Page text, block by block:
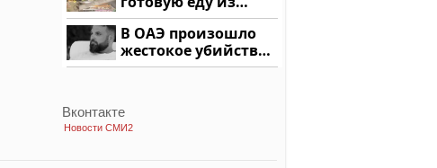
магазина: список
В ОАЭ произошло
жестокое убийство
криптомиллионера
Вконтакте
Новости СМИ2